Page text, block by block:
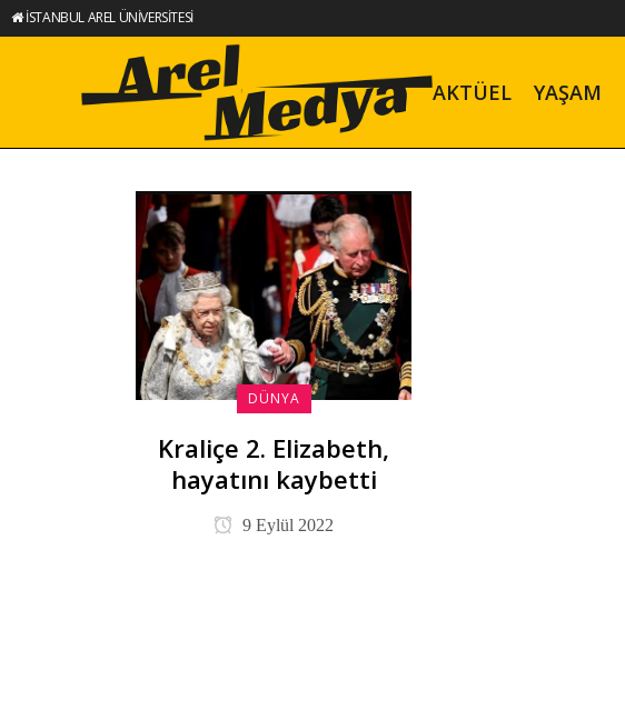
İSTANBUL AREL ÜNİVERSİTESİ
AKTÜEL YAŞAM
DÜNYA
Kraliçe 2. Elizabeth,
hayatını kaybetti
9 Eylül 2022